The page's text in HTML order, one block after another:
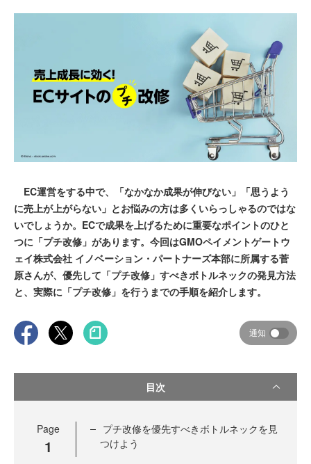
EC運営をする中で、「なかなか成果が伸びない」「思うよう
に売上が上がらない」とお悩みの方は多くいらっしゃるのではな
いでしょうか。ECで成果を上げるために重要なポイントのひと
つに「プチ改修」があります。今回はGMOペイメントゲートウ
ェイ株式会社 イノベーション・パートナーズ本部に所属する菅
原さんが、優先して「プチ改修」すべきボトルネックの発見方法
と、実際に「プチ改修」を行うまでの手順を紹介します。
通知
目次
Page
1
プチ改修を優先すべきボトルネックを見
つけよう